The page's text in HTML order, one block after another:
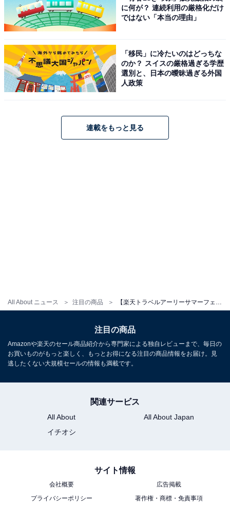
All About ニュース 注目の商品
全国の人気ホテルから今泊まりたい宿を厳選してご紹介。日々更新
される売れ筋ランキングや、見逃せないセール・キャンペーン情報
しか読めない独自コンテンツも充実。編集部員による宿泊レビュー
では、公式Webサイトだけでは分からないリアルな様子を紹介しま
す。
あわせて読みたい
【宮城県の人気ホテル】「松島温泉 小松館
好風亭」は日本三景の絶景と美食が魅力
こちらもおすすめ
に何が？ 連続利用の厳格化だけ
ではない「本当の理由」
「移民」に冷たいのはどっちな
のか？ スイスの厳格過ぎる学歴
選別と、日本の曖昧過ぎる外国
人政策
連載をもっと見る
注目の商品
Amazonや楽天のセール商品紹介から専門家による独自レビューまで、毎日の
お買いものがもっと楽しく、もっとお得になる注目の商品情報をお届け。見
逃したくない大規模セールの情報も満載です。
関連サービス
All About
All About Japan
イチオシ
サイト情報
会社概要
広告掲載
プライバシーポリシー
著作権・商標・免責事項